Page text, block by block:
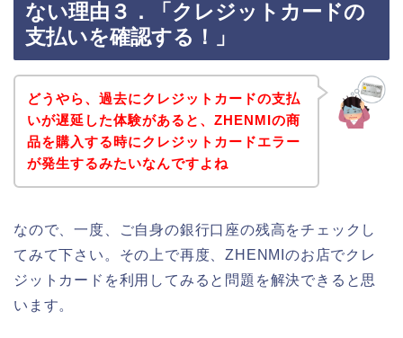
ない理由３．「クレジットカードの
支払いを確認する！」
どうやら、過去にクレジットカードの支払
いが遅延した体験があると、ZHENMIの商
品を購入する時にクレジットカードエラー
が発生するみたいなんですよね
なので、一度、ご自身の銀行口座の残高をチェックし
てみて下さい。その上で再度、ZHENMIのお店でクレ
ジットカードを利用してみると問題を解決できると思
います。